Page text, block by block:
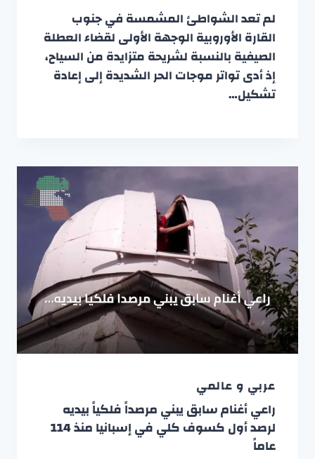
لم تعد الشواطئ المشمسة في جنوب
القارة الأوروبية الوجهة الأولى لقضاء العطلة
الصيفية بالنسبة لشريحة متزايدة من السياح،
إذ أدى تواتر موجات الحر الشديدة إلى إعادة
تشكيل…
عربي و عالمي
راعي أغنام سابق يبني مرصداً فلكياً بيديه
لرصد أول كسوف كلي في إسبانيا منذ 114
عاماً